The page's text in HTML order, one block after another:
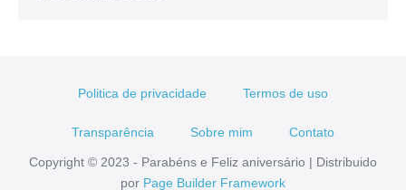
Politica de privacidade Termos de uso
Transparência Sobre mim Contato
Copyright © 2023 - Parabéns e Feliz aniversário | Distribuido
por Page Builder Framework